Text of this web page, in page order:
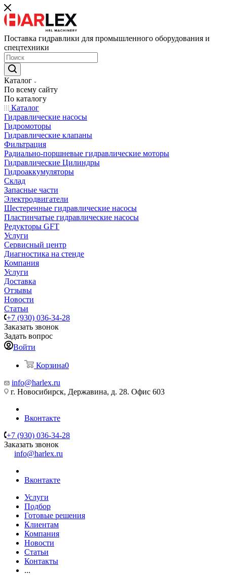
Поставка гидравлики для промышленного оборудования и
спецтехники
Каталог
По всему сайту
По каталогу
Каталог
Гидравлические насосы
Гидромоторы
Гидравлические клапаны
Фильтрация
Радиально-поршневые гидравлические моторы
Гидравлические Цилиндры
Гидроаккумуляторы
Склад
Запасные части
Электродвигатели
Шестеренные гидравлические насосы
Пластинчатые гидравлические насосы
Редукторы GFT
Услуги
Сервисный центр
Диагностика на стенде
Компания
Услуги
Доставка
Отзывы
Новости
Статьи
+7 (930) 036-34-28
Заказать звонок
Задать вопрос
Войти
Корзина0
info@harlex.ru
г. Новосибирск, Державина, д. 28. Офис 603
Вконтакте
+7 (930) 036-34-28
Заказать звонок
info@harlex.ru
Вконтакте
Услуги
Подбор
Готовые решения
Клиентам
Компания
Новости
Статьи
Контакты
...